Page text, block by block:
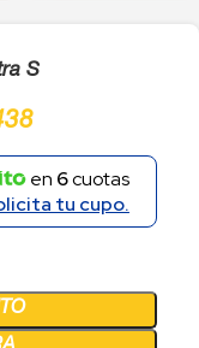
S
en 6cuotas
tu cupo.